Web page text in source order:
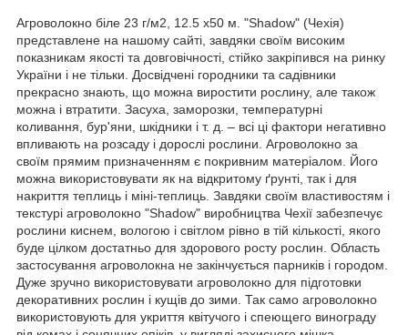
Агроволокно біле 23 г/м2, 12.5 х50 м. "Shadow" (Чехія)
представлене на нашому сайті, завдяки своїм високим
показникам якості та довговічності, стійко закріпився на ринку
України і не тільки. Досвідчені городники та садівники
прекрасно знають, що можна виростити рослину, але також
можна і втратити. Засуха, заморозки, температурні
коливання, бур'яни, шкідники і т. д. – всі ці фактори негативно
впливають на розсаду і дорослі рослини. Агроволокно за
своїм прямим призначенням є покривним матеріалом. Його
можна використовувати як на відкритому ґрунті, так і для
накриття теплиць і міні-теплиць. Завдяки своїм властивостям і
текстурі агроволокно "Shadow" виробництва Чехії забезпечує
рослини киснем, вологою і світлом рівно в тій кількості, якого
буде цілком достатньо для здорового росту рослин. Область
застосування агроволокна не закінчується парників і городом.
Дуже зручно використовувати агроволокно для підготовки
декоративних рослин і кущів до зими. Так само агроволокно
використовують для укриття квітучого і спеющего винограду